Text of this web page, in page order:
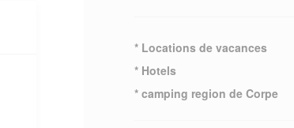
* Locations de vacances
* Hotels
* camping region de Corpe